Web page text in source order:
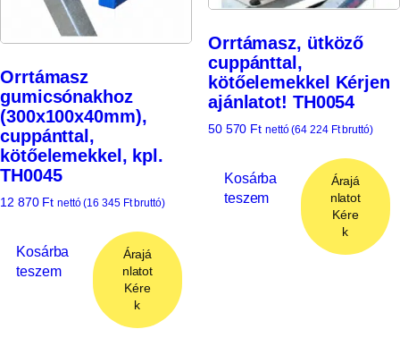
Orrtámasz
gumicsónakhoz
(300x100x40mm),
cuppánttal,
kötőelemekkel, kpl.
TH0045
12 870 Ft nettó (16 345 Ftbruttó)
Kosárba
teszem
Árajá
nlatot
Kére
k
Orrtámasz, ütköző
cuppánttal,
kötőelemekkel Kérjen
ajánlatot! TH0054
50 570 Ft nettó (64 224 Ftbruttó)
Kosárba
teszem
Árajá
nlatot
Kére
k